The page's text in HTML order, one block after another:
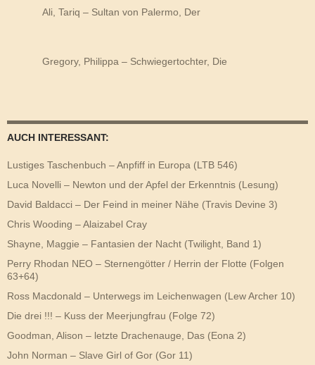
Ali, Tariq – Sultan von Palermo, Der
Gregory, Philippa – Schwiegertochter, Die
AUCH INTERESSANT:
Lustiges Taschenbuch – Anpfiff in Europa (LTB 546)
Luca Novelli – Newton und der Apfel der Erkenntnis (Lesung)
David Baldacci – Der Feind in meiner Nähe (Travis Devine 3)
Chris Wooding – Alaizabel Cray
Shayne, Maggie – Fantasien der Nacht (Twilight, Band 1)
Perry Rhodan NEO – Sternengötter / Herrin der Flotte (Folgen
63+64)
Ross Macdonald – Unterwegs im Leichenwagen (Lew Archer 10)
Die drei !!! – Kuss der Meerjungfrau (Folge 72)
Goodman, Alison – letzte Drachenauge, Das (Eona 2)
John Norman – Slave Girl of Gor (Gor 11)